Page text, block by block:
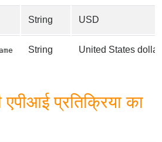
String USD
String United States dollar
प्रतिक्रिया का